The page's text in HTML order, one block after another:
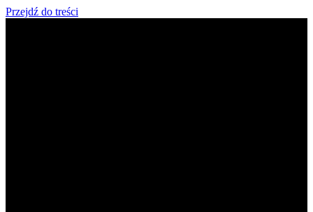
Przejdź do treści